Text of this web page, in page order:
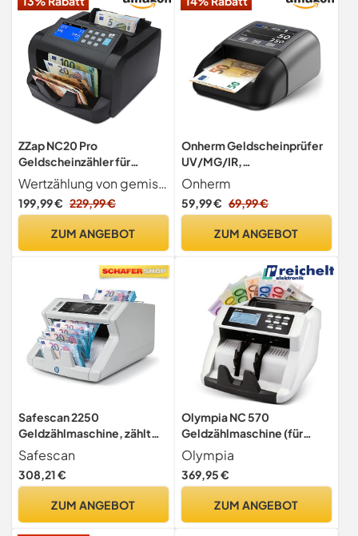
ZZap NC20 Pro
Geldscheinzähler für
gemischte Stückelungen &
Falschgelddetektor -
Geldzählmaschine
Geldzähler Wertzähler
Wertzählung von gemischten und Einzelstückelungen für EURO, GBP, PLN und CZK - Meldet den Gesamtwert und die gezählte Menge. Berichtet auch Ergebnisse für jede Stückelung Zählung von Einzelstückelung für alle Währungen
199,99 € 229,99 €
ZUM ANGEBOT
Onherm Geldscheinprüfer
UV/MG/IR,
Geldzählmaschine für
Scheine mit Batterie,
Banknotenprüfer mit 7
Falsche EUR, USD, GBP,
Einzelnoteinzug
Onherm
59,99 € 69,99 €
ZUM ANGEBOT
Safescan 2250
Geldzählmaschine, zählt
sortierte Banknoten -
Banknotenzähler mit 3-
facher Echtheitsprüfung -
aller Währungen
Safescan
308,21 €
ZUM ANGEBOT
Olympia NC 570
Geldzählmaschine (für
Scheine, Echtheitsprüfung,
Gemischte Banknoten,
LCD-Display, Geldzähler-
Pfund etc., Profi
Olympia
369,95 €
ZUM ANGEBOT